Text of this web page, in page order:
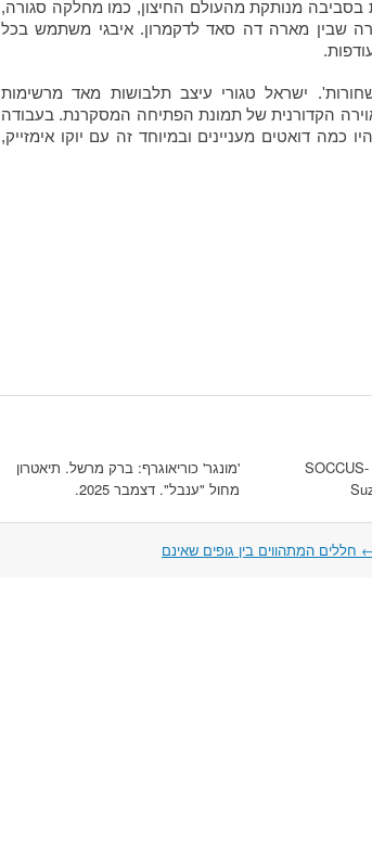
בסביבה מנותקת מהעולם החיצון, כמו מחלקה סגורה,
שבין מארה דה סאד לדקמרון. איבגי משתמש בכל
ישראל טגורי עיצב תלבושות מאד מרשימות
הקדורנית של תמונת הפתיחה המסקרנת. בעבודה
כמה דואטים מעניינים ובמיוחד זה עם יוקו אימזייק,
'מונגר' כוריאוגרף: ברק מרשל. תיאטרון
מחול "ענבל". דצמבר 2025.
חללים המתהווים בין גופים שאינם